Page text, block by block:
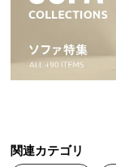
い
中
の
配
関連カテゴリ